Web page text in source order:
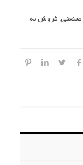
صنعتی, فروش به